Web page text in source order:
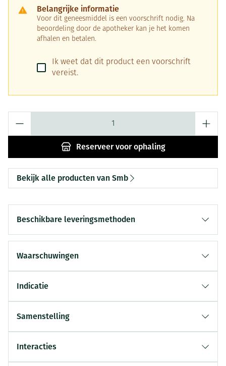
Belangrijke informatie
Voor dit geneesmiddel is een voorschrift nodig. Na
beoordeling door de apotheker kan je het komen
afhalen en betalen.
Ik weet dat dit product een voorschrift
vereist.
Reserveervoor ophaling
Bekijk alle producten van Smb
Beschikbare leveringsmethoden
Waarschuwingen
Indicatie
Samenstelling
Interacties